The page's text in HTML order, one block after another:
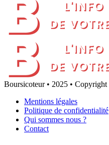
Boursicoteur • 2025 • Copyright
Mentions légales
Politique de confidentialité
Qui sommes nous ?
Contact